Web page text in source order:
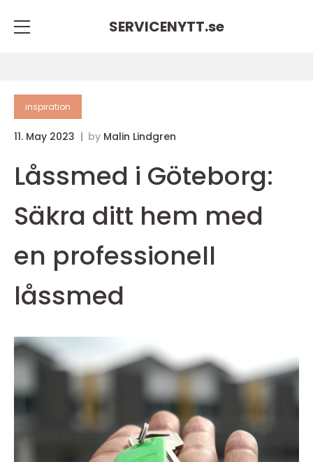
SERVICENYTT.se
inspiration
11. May 2023 by Malin Lindgren
Låssmed i Göteborg:
Säkra ditt hem med
en professionell
låssmed